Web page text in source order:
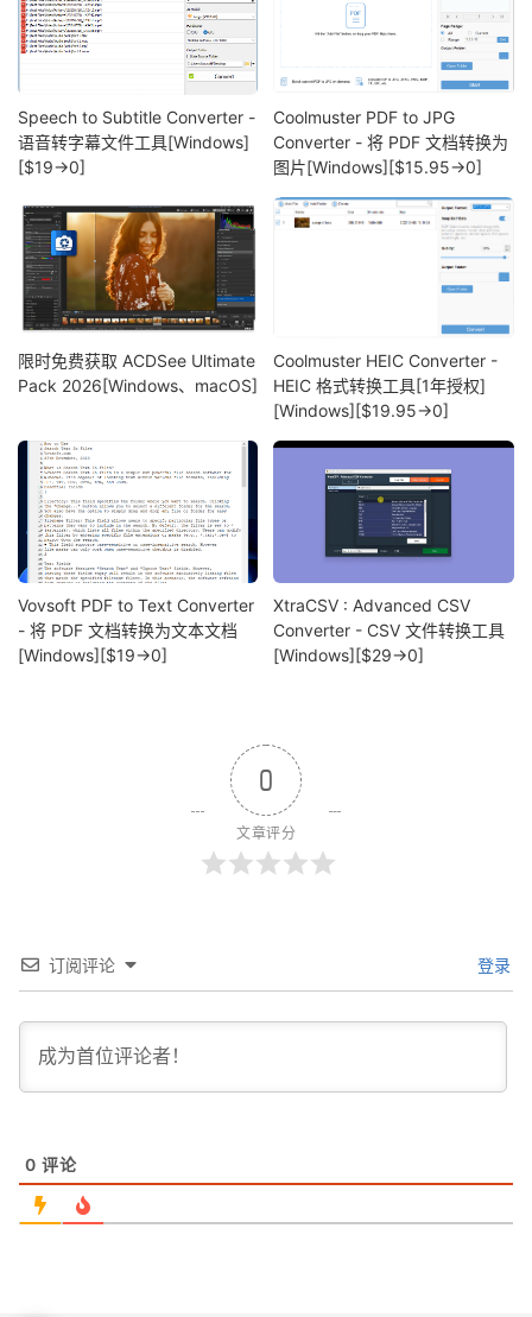
Speech to Subtitle Converter -
语音转字幕文件工具[Windows]
[$19→0]
Coolmuster PDF to JPG
Converter - 将 PDF 文档转换为
图片[Windows][$15.95→0]
限时免费获取 ACDSee Ultimate
Pack 2026[Windows、macOS]
Coolmuster HEIC Converter -
HEIC 格式转换工具[1年授权]
[Windows][$19.95→0]
Vovsoft PDF to Text Converter
- 将 PDF 文档转换为文本文档
[Windows][$19→0]
XtraCSV : Advanced CSV
Converter - CSV 文件转换工具
[Windows][$29→0]
0
文章评分
订阅评论 登录
0 评论